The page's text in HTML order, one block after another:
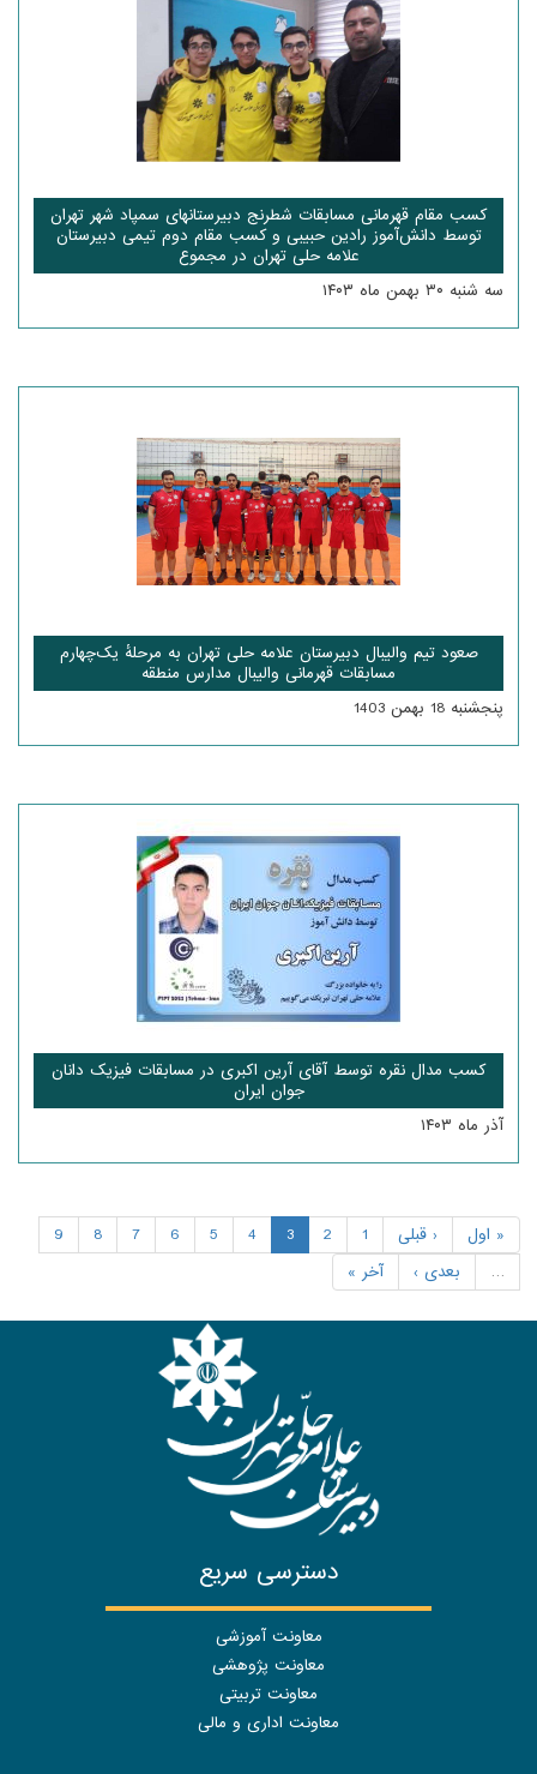
کسب مقام قهرمانی مسابقات شطرنج دبیرستانهای سمپاد شهر تهران
توسط دانش‌آموز رادین حبیبی و کسب مقام دوم تیمی دبیرستان
علامه حلی تهران در مجموع
سه شنبه ۳۰ بهمن ماه ۱۴۰۳
صعود تیم والیبال دبیرستان علامه حلی تهران به مرحلهٔ یک‌چهارم
مسابقات قهرمانی والیبال مدارس منطقه
پنجشنبه 18 بهمن 1403
کسب مدال نقره توسط آقای آرین اکبری در مسابقات فیزیک دانان
جوان ایران
آذر ماه ۱۴۰۳
« اول ‹ قبلی 1
2
3
4
5
6
7
8
9
…
بعدی › آخر »
دسترسی سریع
معاونت آموزشی
معاونت پژوهشی
معاونت تربیتی
معاونت اداری و مالی